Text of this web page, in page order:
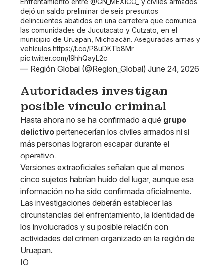
dejó un saldo preliminar de seis presuntos
delincuentes abatidos en una carretera que comunica
las comunidades de Jucutacato y Cutzato, en el
municipio de Uruapan, Michoacán. Aseguradas armas y
vehículos.https://t.co/P8uDKTb8Mr
pic.twitter.com/I9hhQayL2c
— Región Global (@Region_Global) June 24, 2026
Autoridades investigan
posible vínculo criminal
Hasta ahora no se ha confirmado a qué grupo
delictivo pertenecerían los civiles armados ni si
más personas lograron escapar durante el
operativo.
Versiones extraoficiales señalan que al menos
cinco sujetos habrían huido del lugar, aunque esa
información no ha sido confirmada oficialmente.
Las investigaciones deberán establecer las
circunstancias del enfrentamiento, la identidad de
los involucrados y su posible relación con
actividades del crimen organizado en la región de
Uruapan.
IO